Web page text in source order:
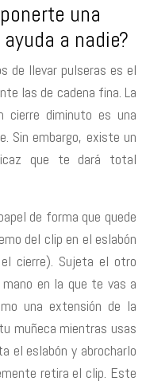
una
a nadie?
de llevar pulseras es el
las de cadena fina. La
cierre diminuto es una
Sin embargo, existe un
que te dará total
de forma que quede
del clip en el eslabón
cierre). Sujeta el otro
en la que te vas a
una extensión de la
muñeca mientras usas
el eslabón y abrocharlo
retira el clip. Este